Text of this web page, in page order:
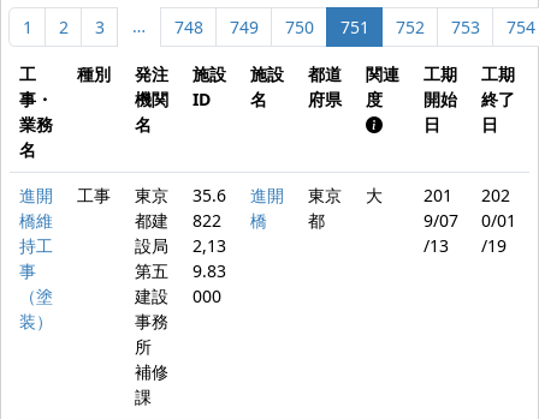
1 2 3 … 748 749 750 751 752 753 754
工
事・
業務
名
種別
発注
機関
名
施設
ID
施設
名
都道
府県
関連
度
工期
開始
日
工期
終了
日
進開
橋維
持工
事
（塗
装）
工事
東京
都建
設局
第五
建設
事務
所
補修
課
35.6
822
2,13
9.83
000
進開
橋
東京
都
大
201
9/07
/13
202
0/01
/19